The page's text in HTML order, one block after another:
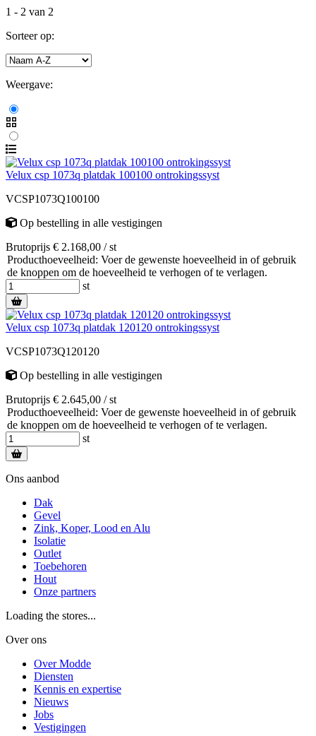
1 - 2 van 2
Sorteer op:
Weergave:
Velux csp 1073q platdak 100100 ontrokingssyst
VCSP1073Q100100
Op bestelling in alle vestigingen
Brutoprijs € 2.168,00 / st
Producthoeveelheid: Voer de gewenste hoeveelheid in of gebruik
de knoppen om de hoeveelheid te verhogen of te verlagen.
st
Velux csp 1073q platdak 120120 ontrokingssyst
VCSP1073Q120120
Op bestelling in alle vestigingen
Brutoprijs € 2.645,00 / st
Producthoeveelheid: Voer de gewenste hoeveelheid in of gebruik
de knoppen om de hoeveelheid te verhogen of te verlagen.
st
Ons aanbod
Dak
Gevel
Zink, Koper, Lood en Alu
Isolatie
Outlet
Toebehoren
Hout
Onze partners
Loading the stores...
Over ons
Over Modde
Diensten
Kennis en expertise
Nieuws
Jobs
Vestigingen